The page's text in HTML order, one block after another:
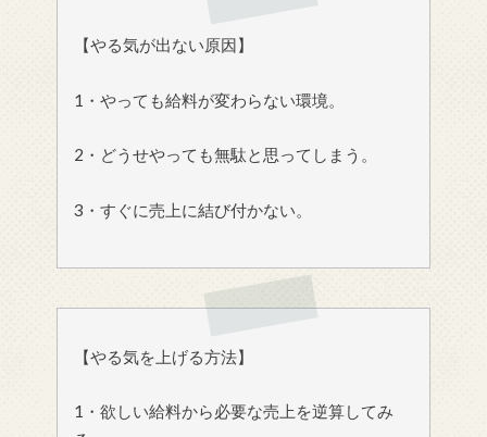
【やる気が出ない原因】
1・やっても給料が変わらない環境。
2・どうせやっても無駄と思ってしまう。
3・すぐに売上に結び付かない。
【やる気を上げる方法】
1・欲しい給料から必要な売上を逆算してみ